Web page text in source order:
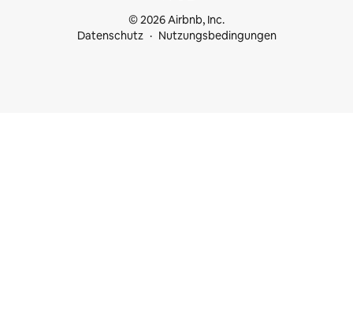
© 2026 Airbnb, Inc.
Datenschutz
Nutzungsbedingungen